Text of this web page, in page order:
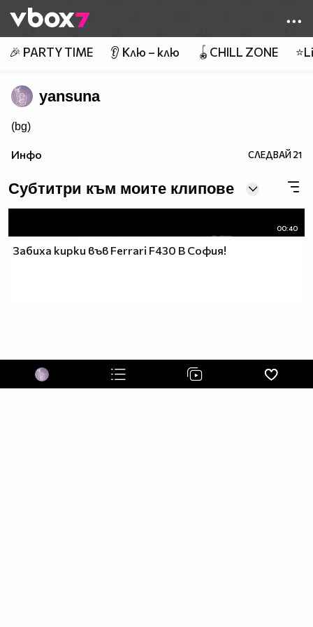
👾
🎉 PARTY TIME 👂 Клю – клю 🪀CHILL ZONE
yansuna
(bg)
Инфо СЛЕДВАЙ21
Субтитри към моите клипове
00:40
Забиха кирки във Ferrari F430 В София!